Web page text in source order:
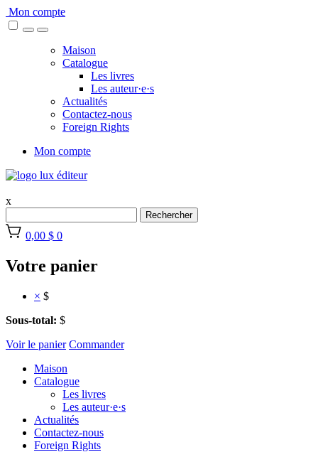
Skip
to
Mon compte
Maison
Catalogue
Les livres
Les auteur·e·s
Actualités
Contactez-nous
Foreign Rights
Mon compte
x
Rechercher
0,00 $ 0
Votre panier
× $
Sous-total: $
Voir le panier Commander
Maison
Catalogue
Les livres
Les auteur·e·s
Actualités
Contactez-nous
Foreign Rights